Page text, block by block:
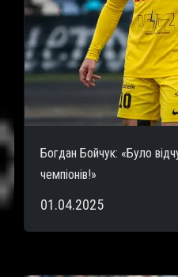
Богдан Бойчук: «Було
чемпіонів!»
01.04.2025